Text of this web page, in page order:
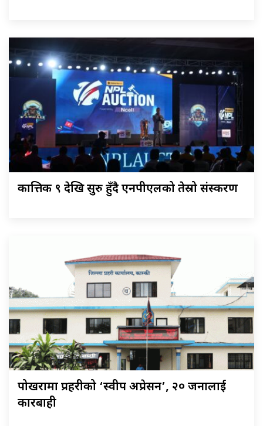
कात्तिक ९ देखि सुरु हुँदै एनपीएलको तेस्रो संस्करण
पोखरामा प्रहरीको ‘स्वीप अप्रेसन’, २० जनालाई
कारबाही